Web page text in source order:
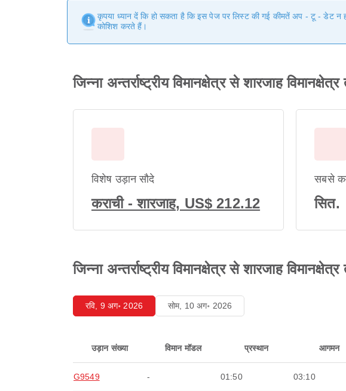
कृपया ध्यान दें कि हो सकता है कि इस पेज पर लिस्ट की गई कीमतें अप - टू - डेट न
कोशिश करते हैं।
जिन्ना अन्तर्राष्ट्रीय विमानक्षेत्र से शारजाह
विशेष उड़ान सौदे
कराची - शारजाह, US$ 212.12
सबसे कम
सित.
जिन्ना अन्तर्राष्ट्रीय विमानक्षेत्र से शारजाह
रवि, 9 अग॰ 2026 सोम, 10 अग॰ 2026
उड़ान संख्या विमान मॉडल प्रस्थान आगमन
G9549 - 01:50 03:10